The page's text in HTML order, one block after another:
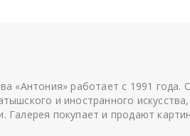
«Антония» работает с 1991
и иностранного
Галерея покупает и продают